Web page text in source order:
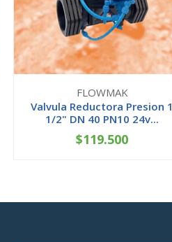
FLOWMAK
Valvula Reductora Presion 1
1/2" DN 40 PN10 24v...
+
$119.500